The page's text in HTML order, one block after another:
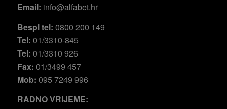
Email: info@alfabet.hr
Bespl tel: 0800 200 149
Tel: 01/3310-845
Tel: 01/3310 926
Fax: 01/3499 457
Mob: 095 7249 996
RADNO VRIJEME: